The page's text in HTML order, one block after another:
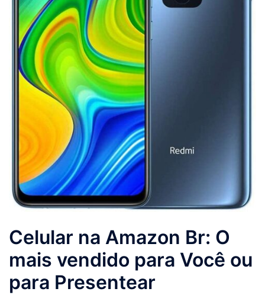
Celular na Amazon Br: O
mais vendido para Você ou
para Presentear